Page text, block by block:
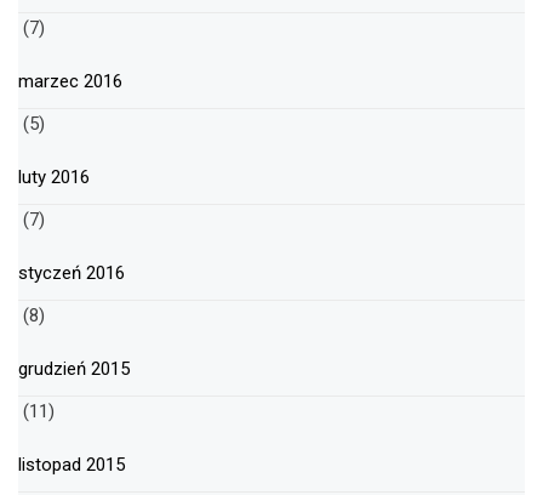
(7)
marzec 2016
(5)
luty 2016
(7)
styczeń 2016
(8)
grudzień 2015
(11)
listopad 2015